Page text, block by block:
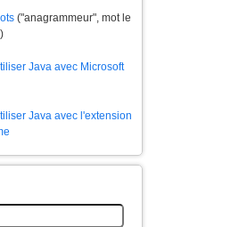
("anagrammeur", mot le
Java avec Microsoft
Java avec l'extension